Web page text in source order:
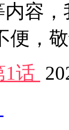
内容
便，
1话